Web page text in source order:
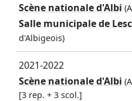
Scène nationale d'Albi
Salle municipale de
d'Albigeois)
2021-2022
Scène nationale d'Albi
[3 rep. + 3 scol.]